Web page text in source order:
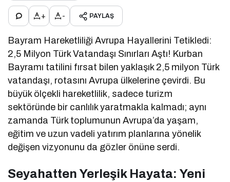
+ - PAYLAŞ
Bayram Hareketliliği Avrupa Hayallerini Tetikledi:
2,5 Milyon Türk Vatandaşı Sınırları Aştı! Kurban
Bayramı tatilini fırsat bilen yaklaşık 2,5 milyon Türk
vatandaşı, rotasını Avrupa ülkelerine çevirdi. Bu
büyük ölçekli hareketlilik, sadece turizm
sektöründe bir canlılık yaratmakla kalmadı; aynı
zamanda Türk toplumunun Avrupa’da yaşam,
eğitim ve uzun vadeli yatırım planlarına yönelik
değişen vizyonunu da gözler önüne serdi.
Seyahatten Yerleşik Hayata: Yeni